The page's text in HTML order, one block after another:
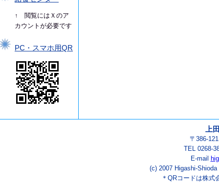
↑ 閲覧にはＸのア
カウントが必要です
PC・スマホ用QR
上
〒386-
TEL 0268-
E-mail
(c) 2007 Higashi-
＊QRコードは株式